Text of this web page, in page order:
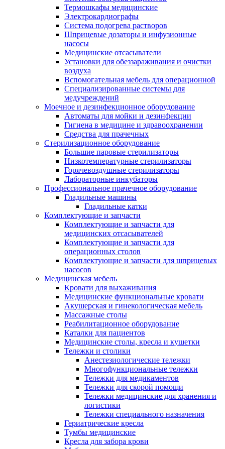
Термошкафы медицинские
Электрокардиографы
Cистема подогрева растворов
Шприцевые дозаторы и инфузионные
насосы
Медицинские отсасыватели
Установки для обеззараживания и очистки
воздуха
Вспомогательная мебель для операционной
Специализированные системы для
медучреждений
Моечное и дезинфекционное оборудование
Автоматы для мойки и дезинфекции
Гигиена в медицине и здравоохранении
Средства для прачечных
Стерилизационное оборудование
Большие паровые стерилизаторы
Низкотемпературные стерилизаторы
Горячевоздушные стерилизаторы
Лабораторные инкубаторы
Профессиональное прачечное оборудование
Гладильные машины
Гладильные катки
Комплектующие и запчасти
Комплектующие и запчасти для
медицинских отсасывателей
Комплектующие и запчасти для
операционных столов
Комплектующие и запчасти для шприцевых
насосов
Медицинская мебель
Кровати для выхаживания
Медицинские функциональные кровати
Акушерская и гинекологическая мебель
Массажные столы
Реабилитационное оборудование
Каталки для пациентов
Медицинские столы, кресла и кушетки
Тележки и столики
Анестезиологические тележки
Многофункциональные тележки
Тележки для медикаментов
Тележки для скорой помощи
Тележки медицинские для хранения и
логистики
Тележки специального назначения
Гериатрические кресла
Тумбы медицинские
Кресла для забора крови